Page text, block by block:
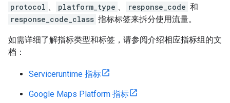
protocol
platform_type response_code 和
response_code_class 指标标签来拆分使用流量。
如需详细了解指标类型和标签，请参阅介绍相应指标组的文
档：
Serviceruntime 指标
Google Maps Platform 指标